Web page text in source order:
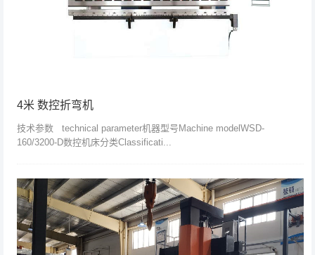
4米 数控折弯机
技术参数 technical parameter机器型号Machine modelWSD-
160/3200-D数控机床分类Classificati...